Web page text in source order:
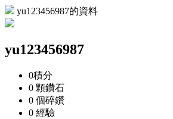
yu123456987的資料
yu123456987
0積分
0 顆鑽石
0 個碎鑽
0 經驗